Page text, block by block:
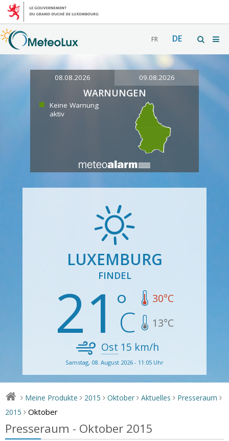
FR DE
08.08.2026 09.08.2026
WARNUNGEN
Keine Warnung
aktiv
LUXEMBURG
FINDEL
21 30°C
13°C
Ost 15 km/h
Samstag, 08. August 2026 - 11:05 Uhr
> Meine Produkte > 2015 > Oktober > Aktuelles > Presseraum >
2015 > Oktober
Presseraum - Oktober 2015